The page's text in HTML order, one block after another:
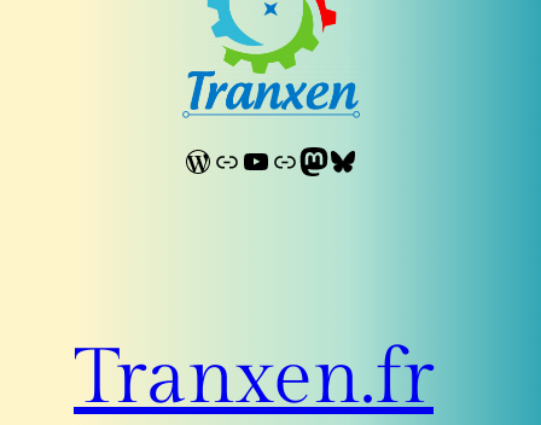
WordPress
LienYouTube
LienMastodon
Bluesky
Tranxen.fr